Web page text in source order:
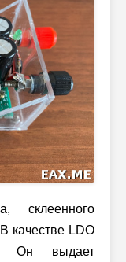
склеенного
качестве LDO
Он выдает